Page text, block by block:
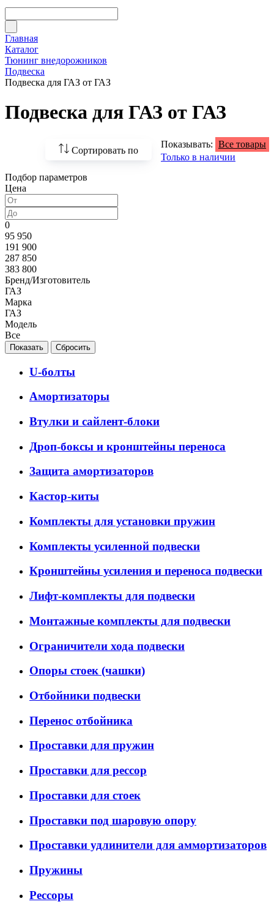
Главная
Каталог
Тюнинг внедорожников
Подвеска
Подвеска для ГАЗ от ГАЗ
Подвеска для ГАЗ от ГАЗ
Сортировать по
По возрастанию
По популярности
Показывать: Все товары
Только в наличии
Подбор параметров
Цена
0
95 950
191 900
287 850
383 800
Бренд/Изготовитель
ГАЗ
Марка
ГАЗ
Модель
Все
U-болты
Амортизаторы
Втулки и сайлент-блоки
Дроп-боксы и кронштейны переноса
Защита амортизаторов
Кастор-киты
Комплекты для установки пружин
Комплекты усиленной подвески
Кронштейны усиления и переноса подвески
Лифт-комплекты для подвески
Монтажные комплекты для подвески
Ограничители хода подвески
Опоры стоек (чашки)
Отбойники подвески
Перенос отбойника
Проставки для пружин
Проставки для рессор
Проставки для стоек
Проставки под шаровую опору
Проставки удлинители для аммортизаторов
Пружины
Рессоры